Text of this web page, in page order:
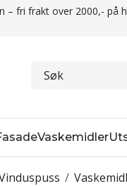
– fri frakt over 2000,- på
Vaskemidler
/